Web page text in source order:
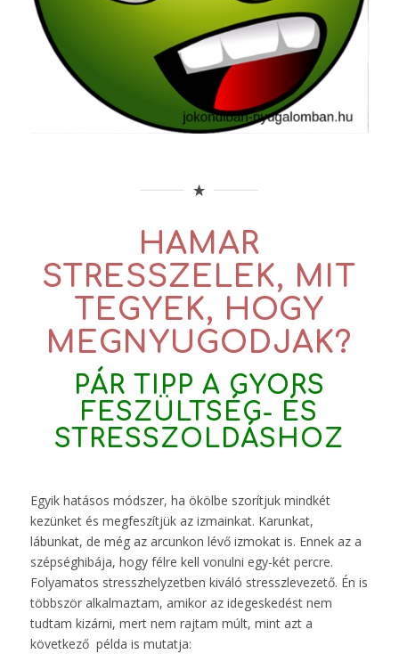
HAMAR
STRESSZELEK, MIT
TEGYEK, HOGY
MEGNYUGODJAK?
PÁR TIPP A GYORS
FESZÜLTSÉG- ÉS
STRESSZOLDÁSHOZ
Egyik hatásos módszer, ha ökölbe szorítjuk mindkét
kezünket és megfeszítjük az izmainkat. Karunkat,
lábunkat, de még az arcunkon lévő izmokat is. Ennek az a
szépséghibája, hogy félre kell vonulni egy-két percre.
Folyamatos stresszhelyzetben kiváló stresszlevezető. Én is
többször alkalmaztam, amikor az idegeskedést nem
tudtam kizárni, mert nem rajtam múlt, mint azt a
következő példa is mutatja: